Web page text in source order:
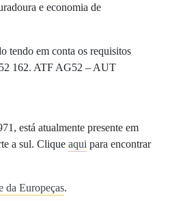
e economia de
tendo em conta os requisitos
162. ATF AG52 – AUT
está atualmente presente em
a sul. Clique aqui para encontrar
da Europeças.